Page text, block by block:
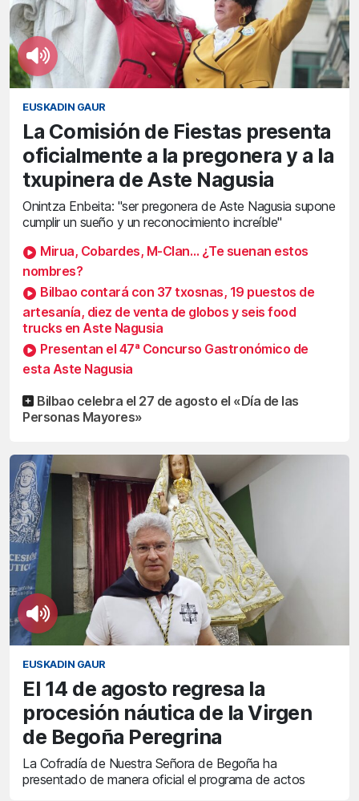
EUSKADIN GAUR
La Comisión de Fiestas presenta
oficialmente a la pregonera y a la
txupinera de Aste Nagusia
Onintza Enbeita: "ser pregonera de Aste Nagusia supone
cumplir un sueño y un reconocimiento increíble"
Mirua, Cobardes, M-Clan… ¿Te suenan estos
nombres?
Bilbao contará con 37 txosnas, 19 puestos de
artesanía, diez de venta de globos y seis food
trucks en Aste Nagusia
Presentan el 47ª Concurso Gastronómico de
esta Aste Nagusia
Bilbao celebra el 27 de agosto el «Día de las
Personas Mayores»
EUSKADIN GAUR
El 14 de agosto regresa la
procesión náutica de la Virgen
de Begoña Peregrina
La Cofradía de Nuestra Señora de Begoña ha
presentado de manera oficial el programa de actos